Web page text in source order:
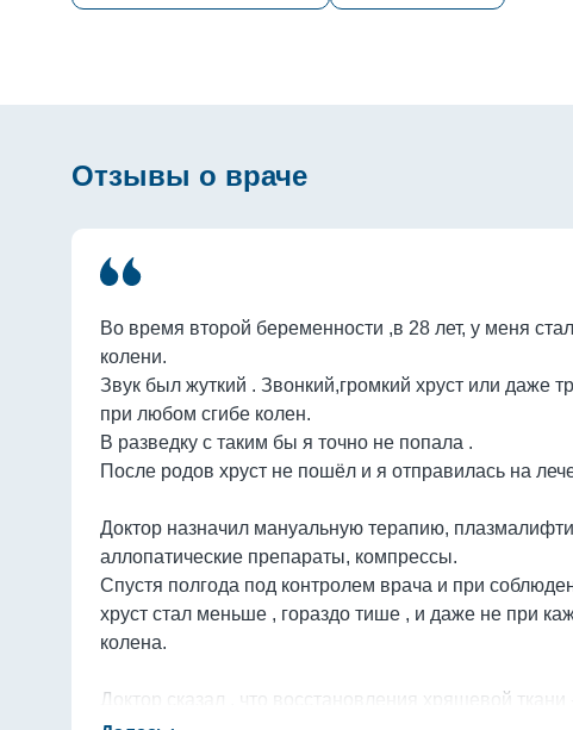
Отзывы о враче
Во время второй беременности ,в 28 лет, у меня
колени.
Звук был жуткий . Звонкий,громкий хруст или даже
при любом сгибе колен.
В разведку с таким бы я точно не попала .
После родов хруст не пошёл и я отправилась на
Доктор назначил мануальную терапию,
аллопатические препараты, компрессы.
Спустя полгода под контролем врача и при
хруст стал меньше , гораздо тише , и даже не при
колена.
Доктор сказал , что восстановления хрящевой ткани